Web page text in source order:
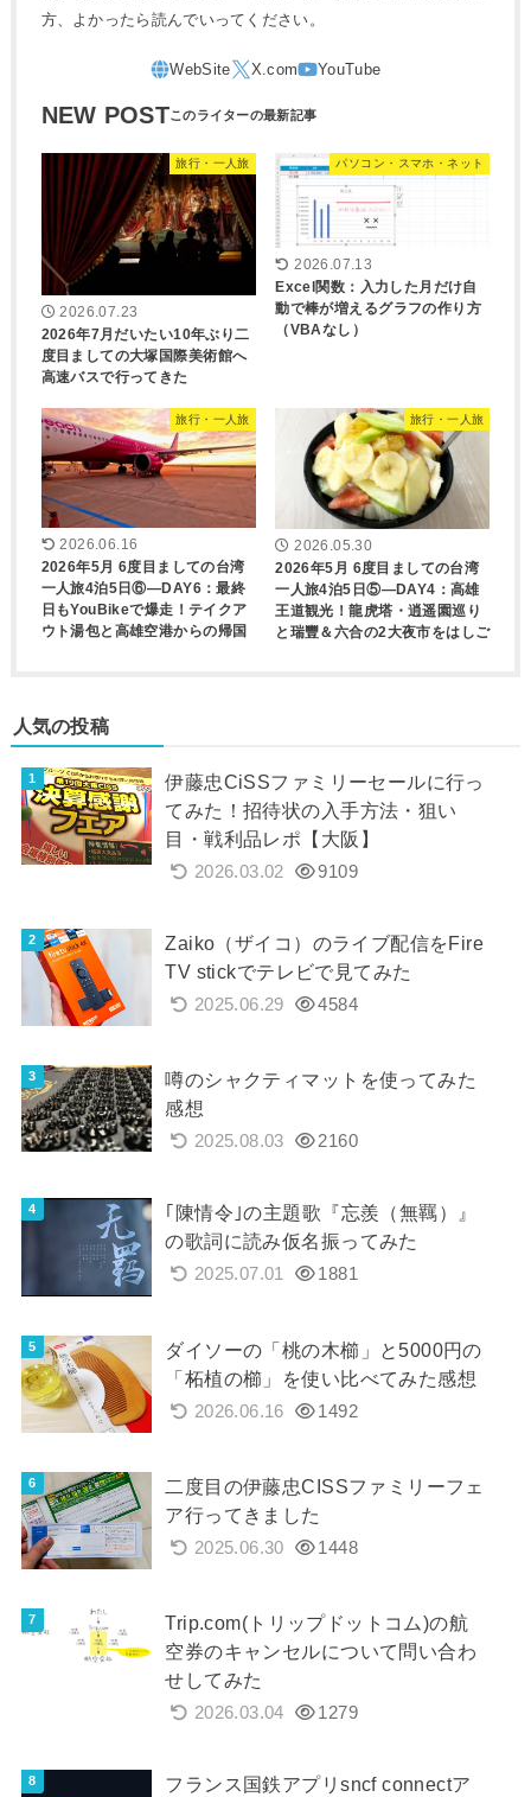
方、よかったら読んでいってください。
NEW POST
旅行・一人旅
2026.07.23
2026年7月だいたい10年ぶり二
度目ましての大塚国際美術館へ
高速バスで行ってきた
パソコン・スマホ・ネット
2026.07.13
Excel関数：入力した月だけ自
動で棒が増えるグラフの作り方
（VBAなし）
旅行・一人旅
2026.06.16
2026年5月 6度目ましての台湾
一人旅4泊5日⑥―DAY6：最終
日もYouBikeで爆走！テイクア
ウト湯包と高雄空港からの帰国
旅行・一人旅
2026.05.30
2026年5月 6度目ましての台湾
一人旅4泊5日⑤―DAY4：高雄
王道観光！龍虎塔・逍遥園巡り
と瑞豐＆六合の2大夜市をはしご
人気の投稿
伊藤忠CiSSファミリーセールに行っ
てみた！招待状の入手方法・狙い
目・戦利品レポ【大阪】
2026.03.02 9109
Zaiko（ザイコ）のライブ配信をFire
TV stickでテレビで見てみた
2025.06.29 4584
噂のシャクティマットを使ってみた
感想
2025.08.03 2160
｢陳情令｣の主題歌『忘羨（無羈）』
の歌詞に読み仮名振ってみた
2025.07.01 1881
ダイソーの「桃の木櫛」と5000円の
「柘植の櫛」を使い比べてみた感想
2026.06.16 1492
二度目の伊藤忠CISSファミリーフェ
ア行ってきました
2025.06.30 1448
Trip.com(トリップドットコム)の航
空券のキャンセルについて問い合わ
せしてみた
2026.03.04 1279
フランス国鉄アプリsncf connectア